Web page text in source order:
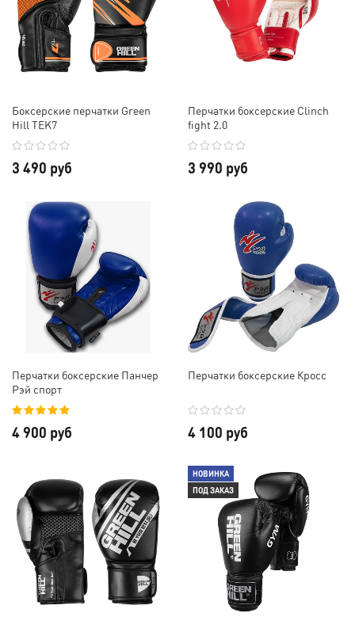
Боксерские перчатки Green
Hill TEK7
3 490 руб
Перчатки боксерские Clinch
fight 2.0
3 990 руб
Перчатки боксерские Панчер
Рэй спорт
4 900 руб
Перчатки боксерские Кросс
4 100 руб
НОВИНКА
ПОД ЗАКАЗ